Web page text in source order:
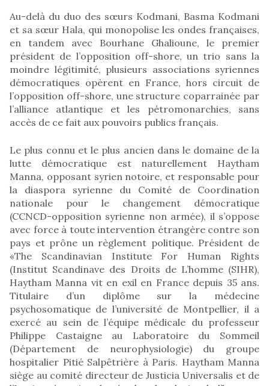
Au-delà du duo des sœurs Kodmani, Basma Kodmani
et sa sœur Hala, qui monopolise les ondes françaises,
en tandem avec Bourhane Ghalioune, le premier
président de l’opposition off-shore, un trio sans la
moindre légitimité, plusieurs associations syriennes
démocratiques opèrent en France, hors circuit de
l’opposition off-shore, une structure coparrainée par
l’alliance atlantique et les pétromonarchies, sans
accès de ce fait aux pouvoirs publics français.
Le plus connu et le plus ancien dans le domaine de la
lutte démocratique est naturellement Haytham
Manna, opposant syrien notoire, et responsable pour
la diaspora syrienne du Comité de Coordination
nationale pour le changement démocratique
(CCNCD-opposition syrienne non armée), il s’oppose
avec force à toute intervention étrangère contre son
pays et prône un règlement politique. Président de
«The Scandinavian Institute For Human Rights
(Institut Scandinave des Droits de L’homme (SIHR),
Haytham Manna vit en exil en France depuis 35 ans.
Titulaire d’un diplôme sur la médecine
psychosomatique de l’université de Montpellier, il a
exercé au sein de l’équipe médicale du professeur
Philippe Castaigne au Laboratoire du Sommeil
(Département de neurophysiologie) du groupe
hospitalier Pitié Salpêtrière à Paris. Haytham Manna
siège au comité directeur de Justicia Universalis et de